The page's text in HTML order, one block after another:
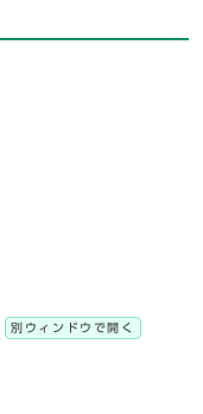
別ウィンドウで開く